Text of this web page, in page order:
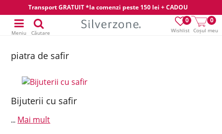
Transport GRATUIT *la comenzi peste 150 lei + CADOU
Wishlist
0
Coșul meu
0
Meniu Căutare
piatra de safir
Bijuterii cu safir
... Mai mult